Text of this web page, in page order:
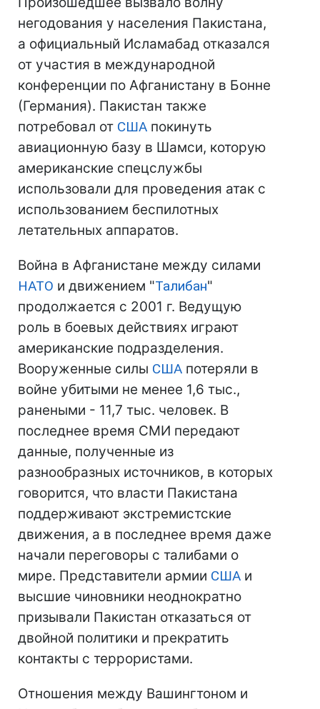
негодования у населения Пакистана,
а официальный Исламабад отказался
от участия в международной
конференции по Афганистану в Бонне
(Германия). Пакистан также
потребовал от США покинуть
авиационную базу в Шамси, которую
американские спецслужбы
использовали для проведения атак с
использованием беспилотных
летательных аппаратов.
Война в Афганистане между силами
НАТО и движением "Талибан"
продолжается с 2001 г. Ведущую
роль в боевых действиях играют
американские подразделения.
Вооруженные силы США потеряли в
войне убитыми не менее 1,6 тыс.,
ранеными - 11,7 тыс. человек. В
последнее время СМИ передают
данные, полученные из
разнообразных источников, в которых
говорится, что власти Пакистана
поддерживают экстремистские
движения, а в последнее время даже
начали переговоры с талибами о
мире. Представители армии США и
высшие чиновники неоднократно
призывали Пакистан отказаться от
двойной политики и прекратить
контакты с террористами.
Отношения между Вашингтоном и